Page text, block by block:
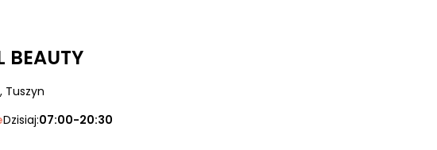
BEAUTY
, Tuszyn
Dzisiaj:07:00-20:30